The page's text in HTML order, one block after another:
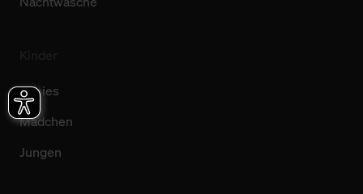
Babies
Mädchen
Jungen